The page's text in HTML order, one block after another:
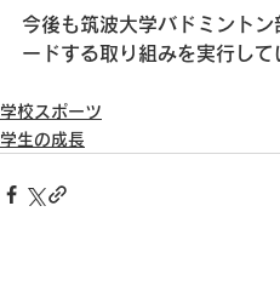
今後も筑波大学バドミント
ードする取り組みを実行して
学校スポーツ
学生の成長